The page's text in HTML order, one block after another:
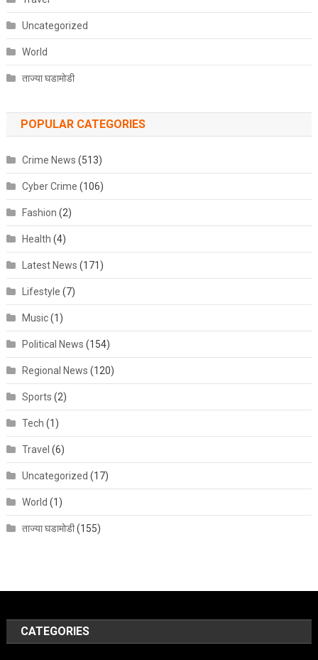
Uncategorized
World
ताज्या घडामोडी
POPULAR CATEGORIES
Crime News (513)
Cyber Crime (106)
Fashion (2)
Health (4)
Latest News (171)
Lifestyle (7)
Music(1)
Political News (154)
Regional News (120)
Sports (2)
Tech (1)
Travel (6)
Uncategorized (17)
World (1)
ताज्या घडामोडी(155)
CATEGORIES